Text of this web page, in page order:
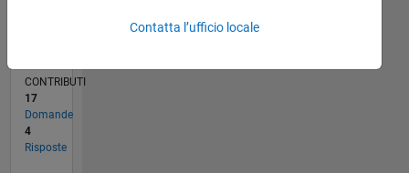
CONTRIBUTI
17
Domande
4
Risposte
Contatta l’ufficio locale